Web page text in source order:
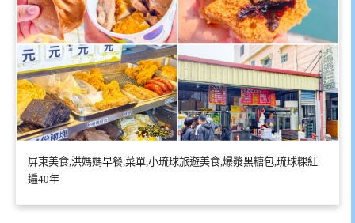
屏東美食,洪媽媽早餐,菜單,小琉球旅遊美食,爆漿黑糖包,琉球粿紅
遍40年